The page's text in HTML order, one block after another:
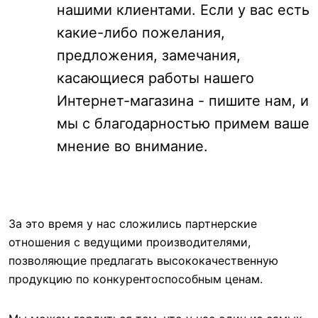
нашими клиентами. Если у вас есть
какие-либо пожелания,
предложения, замечания,
касающиеся работы нашего
Интернет-магазина - пишите нам, и
мы с благодарностью примем ваше
мнение во внимание.
За это время у нас сложились партнерские
отношения с ведущими производителями,
позволяющие предлагать высококачественную
продукцию по конкурентоспособным ценам.